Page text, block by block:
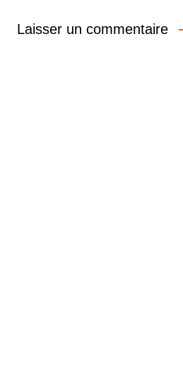
Laisser un commentaire